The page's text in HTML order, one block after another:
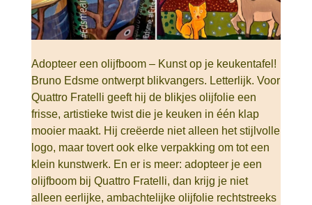
Adopteer een olijfboom – Kunst op je keukentafel!
Bruno Edsme ontwerpt blikvangers. Letterlijk. Voor
Quattro Fratelli geeft hij de blikjes olijfolie een
frisse, artistieke twist die je keuken in één klap
mooier maakt. Hij creëerde niet alleen het stijlvolle
logo, maar tovert ook elke verpakking om tot een
klein kunstwerk. En er is meer: adopteer je een
olijfboom bij Quattro Fratelli, dan krijg je niet
alleen eerlijke, ambachtelijke olijfolie rechtstreeks